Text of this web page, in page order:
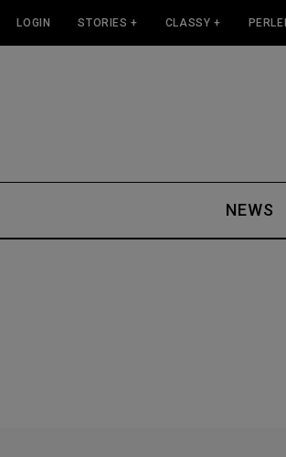
LOGIN STORIES + CLASSY +
NEWS